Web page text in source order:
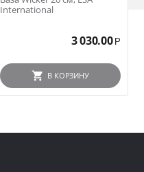
International
3 030.00 Р
В КОРЗИНУ